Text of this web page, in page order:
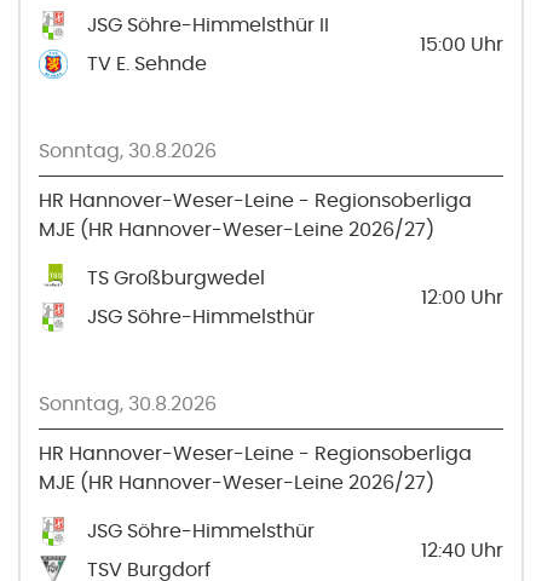
JSG Söhre-Himmelsthür II
TV E. Sehnde
15:00 Uhr
Sonntag, 30.8.2026
HR Hannover-Weser-Leine - Regionsoberliga
MJE (HR Hannover-Weser-Leine 2026/27)
TS Großburgwedel
JSG Söhre-Himmelsthür
12:00 Uhr
Sonntag, 30.8.2026
HR Hannover-Weser-Leine - Regionsoberliga
MJE (HR Hannover-Weser-Leine 2026/27)
JSG Söhre-Himmelsthür
TSV Burgdorf
12:40 Uhr